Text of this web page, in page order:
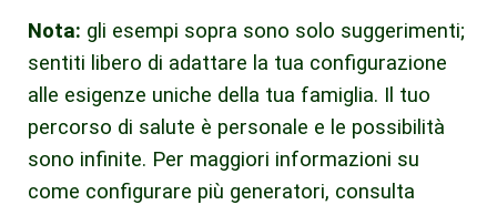
Nota: gli esempi sopra sono solo suggerimenti;
sentiti libero di adattare la tua configurazione
alle esigenze uniche della tua famiglia. Il tuo
percorso di salute è personale e le possibilità
sono infinite. Per maggiori informazioni su
come configurare più generatori, consulta